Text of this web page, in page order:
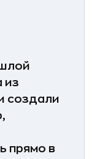
из
создали
прямо в